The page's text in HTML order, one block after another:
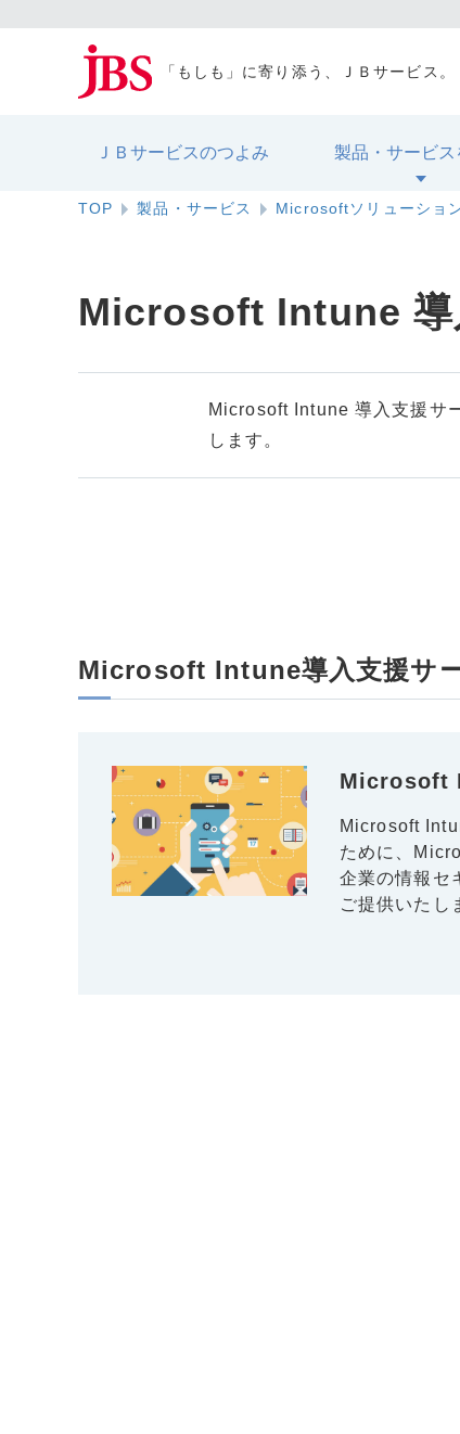
「もしも」に寄り添う、ＪＢサービス。
ＪＢサービスのつよみ 製品・サービス
TOP 製品・サービス Microsoftソリューショ
Microsoft Intune 導
Microsoft Intune 導入支援サ
します。
Microsoft Intune導入支援サ
Microsoft
Microsoft
ために、
企業の情報セ
ご提供いたし